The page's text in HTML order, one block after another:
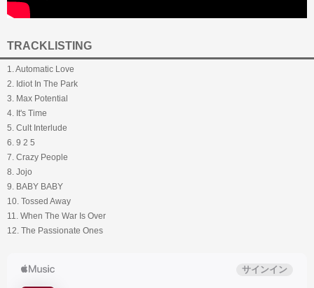
TRACKLISTING
1. Automatic Love
2. Idiot In The Park
3. Max Potential
4. It's Time
5. Cult Interlude
6. 9 2 5
7. Crazy People
8. Jojo
9. BABY BABY
10. Tossed Away
11. When The War Is Over
12. The Passionate Ones